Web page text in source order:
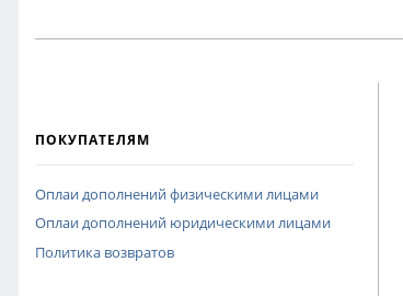
ПОКУПАТЕЛЯМ
Оплаи дополнений физическими лицами
Оплаи дополнений юридическими лицами
Политика возвратов